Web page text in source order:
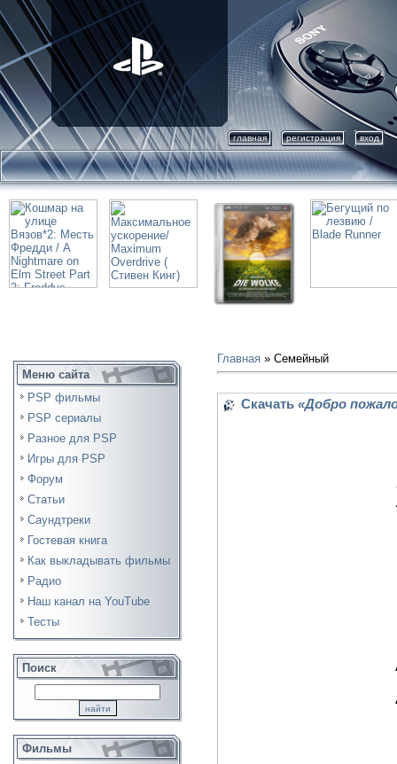
главная регистрация вход
Меню сайта
PSP фильмы
PSP сериалы
Разное для PSP
Игры для PSP
Форум
Статьи
Саундтреки
Гостевая книга
Как выкладывать фильмы
Радио
Наш канал на YouTube
Тесты
Поиск
Фильмы
Главная » Семейный
Скачать «Добро